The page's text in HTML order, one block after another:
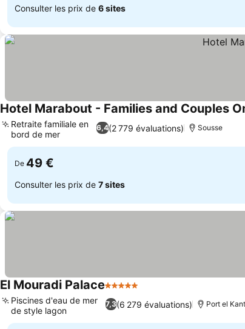
Consulter les prix de 6 sites
Hotel Marabout - Families and Couples
6,4(2 779 évaluations)
Retraite familiale en
bord de mer
Sousse
De 49 €
Consulter les prix de 7 sites
El Mouradi Palace5 Étoiles
7,3(6 279 évaluations)
Piscines d'eau de mer
de style lagon
Port el